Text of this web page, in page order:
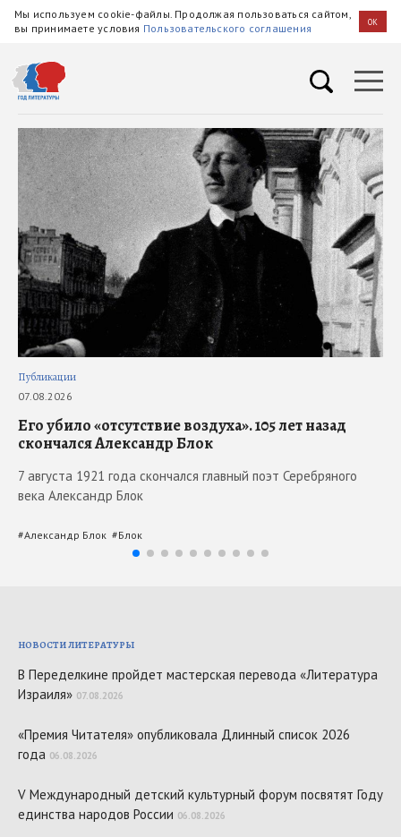
Мы используем cookie-файлы. Продолжая пользоваться сайтом,
вы принимаете условия Пользовательского соглашения OK
Публикации
07.08.2026
Его убило «отсутствие воздуха». 105 лет назад
скончался Александр Блок
7 августа 1921 года скончался главный поэт Серебряного
века Александр Блок
#Александр Блок #Блок
НОВОСТИ ЛИТЕРАТУРЫ
В Переделкине пройдет мастерская перевода «Литература
Израиля» 07.08.2026
«Премия Читателя» опубликовала Длинный список 2026
года 06.08.2026
V Международный детский культурный форум посвятят Году
единства народов России 06.08.2026